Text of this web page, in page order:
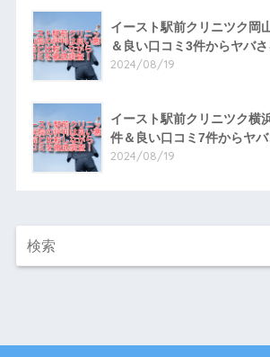
イースト駅前クリニツク岡
＆良い口コミ3件からヤバさ
2024/08/19
イースト駅前クリニツク横
件＆良い口コミ7件からヤバ
2024/08/19